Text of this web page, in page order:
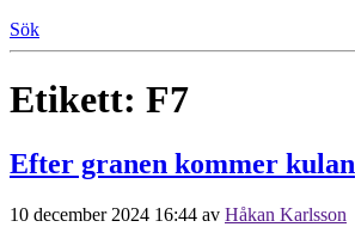
Sök
Etikett: F7
Efter granen kommer kulan
10 december 2024 16:44 av Håkan Karlsson